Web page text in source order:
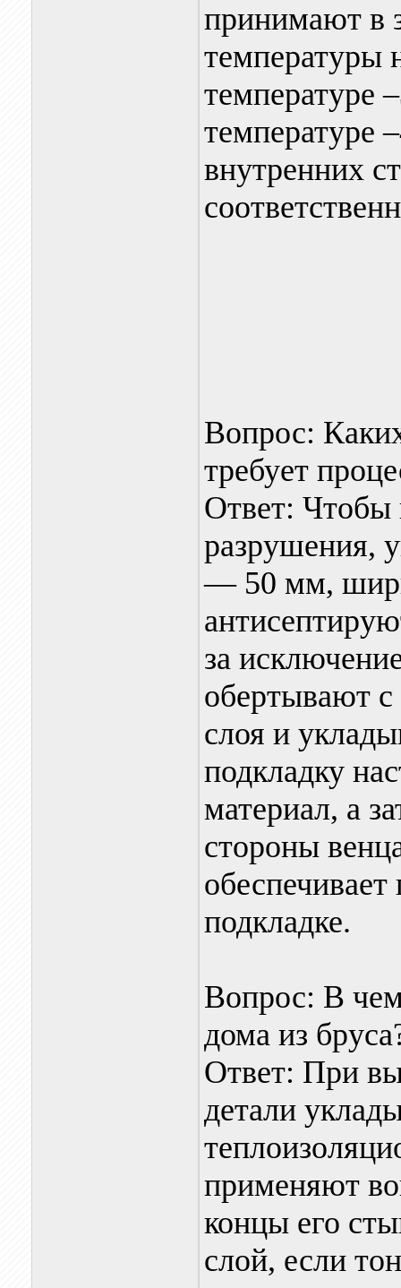
принимают в
температуры
температуре
температуре
внутренних
Вопрос:
требует
Ответ: Чтобы
разрушения,
— 50 мм,
за
обертывают с
слоя и
подкладку
материал, а
стороны
подкладке.
Вопрос: В чем
дома из
Ответ: При
детали
применяют
концы его
слой, если